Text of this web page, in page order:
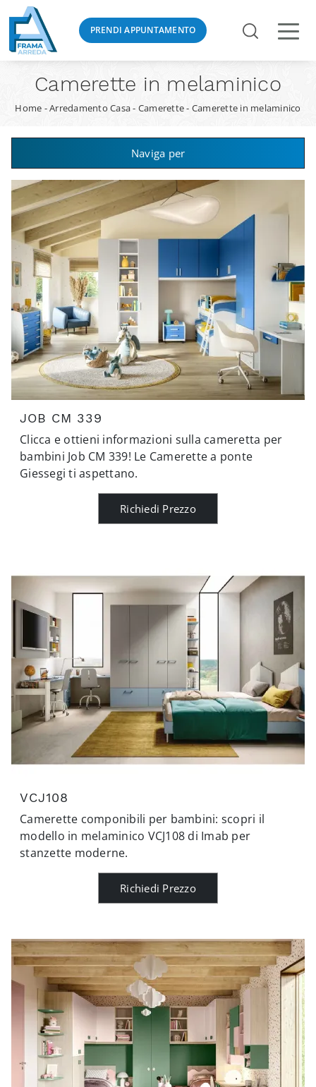
PRENDI APPUNTAMENTO
Camerette in melaminico
Home -Arredamento Casa- Camerette- Camerette in melaminico
Naviga per
JOB CM 339
Clicca e ottieni informazioni sulla cameretta per
bambini Job CM 339! Le Camerette a ponte
Giessegi ti aspettano.
Richiedi Prezzo
VCJ108
Camerette componibili per bambini: scopri il
modello in melaminico VCJ108 di Imab per
stanzette moderne.
Richiedi Prezzo